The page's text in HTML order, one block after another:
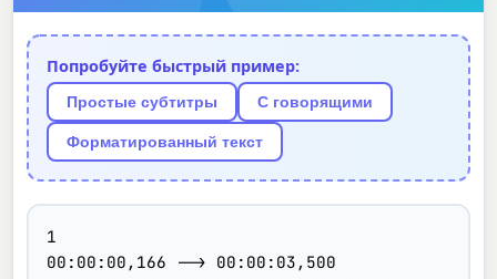
Попробуйте быстрый пример:
Простые субтитры С говорящими
Форматированный текст